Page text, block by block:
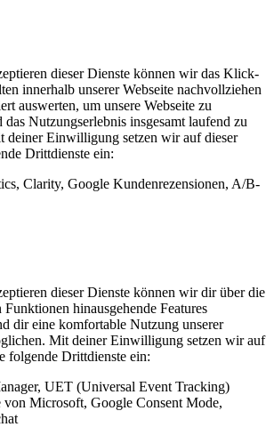
dieser Dienste können wir das Klick-
innerhalb unserer Webseite nachvollziehen
auswerten, um unsere Webseite zu
das Nutzungserlebnis insgesamt laufend zu
deiner Einwilligung setzen wir auf dieser
Drittdienste ein:
Clarity, Google Kundenrezensionen, A/B-
dieser Dienste können wir dir über die
Funktionen hinausgehende Features
dir eine komfortable Nutzung unserer
Mit deiner Einwilligung setzen wir auf
folgende Drittdienste ein:
UET (Universal Event Tracking)
von Microsoft, Google Consent Mode,